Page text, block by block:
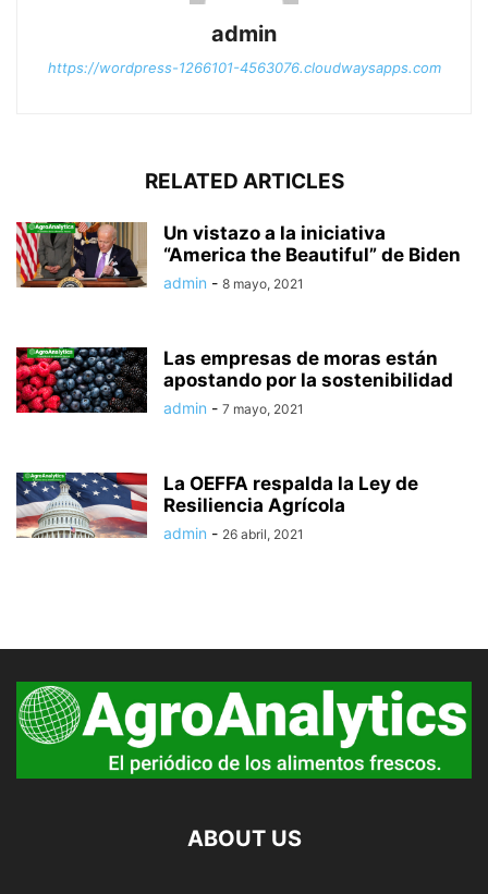
admin
https://wordpress-1266101-4563076.cloudwaysapps.com
RELATED ARTICLES
Un vistazo a la iniciativa
“America the Beautiful” de Biden
admin - 8 mayo, 2021
Las empresas de moras están
apostando por la sostenibilidad
admin - 7 mayo, 2021
La OEFFA respalda la Ley de
Resiliencia Agrícola
admin - 26 abril, 2021
ABOUT US